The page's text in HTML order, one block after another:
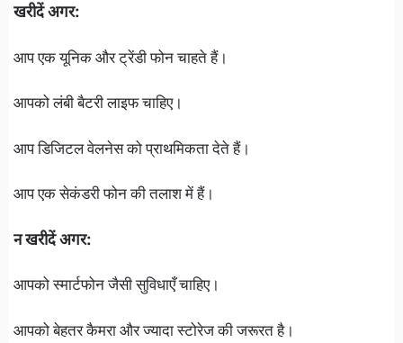
खरीदें अगर:
आप एक यूनिक और ट्रेंडी फोन चाहते हैं।
आपको लंबी बैटरी लाइफ चाहिए।
आप डिजिटल वेलनेस को प्राथमिकता देते हैं।
आप एक सेकंडरी फोन की तलाश में हैं।
न खरीदें अगर:
आपको स्मार्टफोन जैसी सुविधाएँ चाहिए।
आपको बेहतर कैमरा और ज्यादा स्टोरेज की जरूरत है।